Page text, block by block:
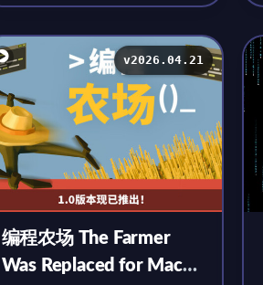
生版
v2026.04.21
编程农场 The Farmer
Was Replaced for Mac